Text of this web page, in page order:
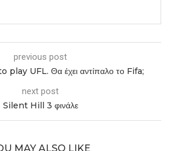
previous post
play UFL. Θα έχει αντίπαλο το Fifa;
next post
Silent Hill 3 φινάλε
MAY ALSO LIKE